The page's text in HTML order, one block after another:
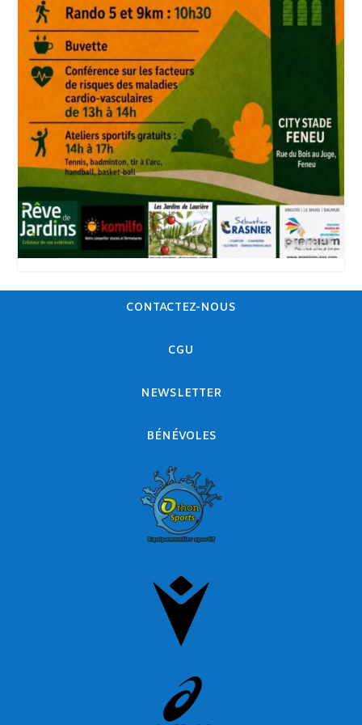
CONTACTEZ-NOUS
CGU
NEWSLETTER
BÉNÉVOLES